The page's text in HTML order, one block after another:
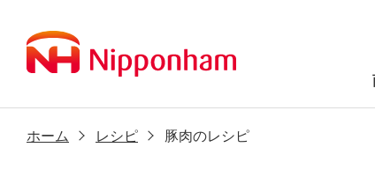
ホーム レシピ 豚肉のレシピ